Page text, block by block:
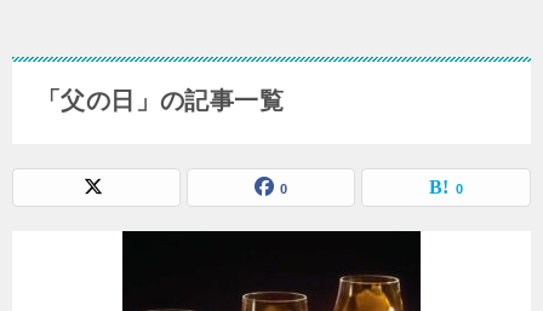
「父の日」の記事一覧
0 0